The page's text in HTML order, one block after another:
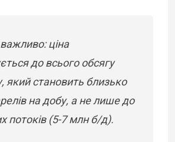
ціна
до всього обсягу
який становить близько
на добу, а не лише до
потоків (5-7 млн б/д).